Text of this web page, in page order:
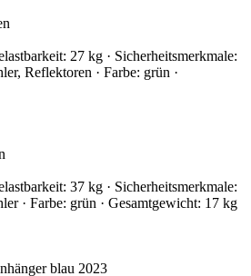
27 kg · Sicherheitsmerkmale:
Reflektoren · Farbe: grün ·
37 kg · Sicherheitsmerkmale:
· Farbe: grün · Gesamtgewicht: 17 kg